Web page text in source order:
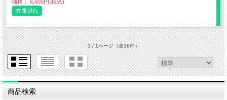
価格： 6,600円(税込)
在庫切れ
1 / 1ページ（全16件）
商品検索